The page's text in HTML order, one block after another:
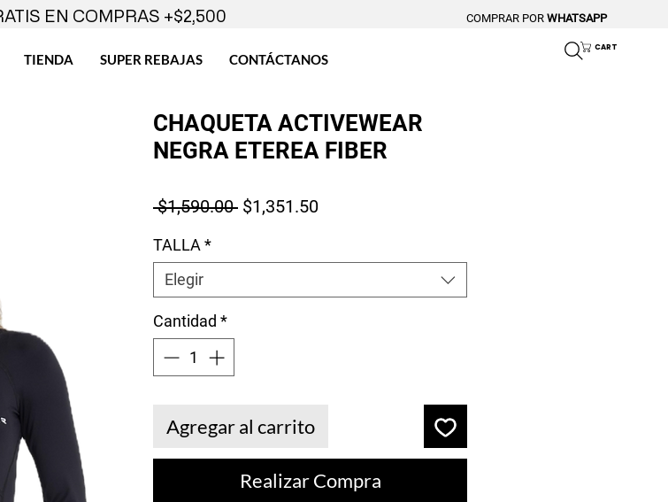
TIENDA SUPER REBAJAS CONTÁCTANOS
EN COMPRAS +$2,500
CART
COMPRAR POR WHATSAPP
CHAQUETA ACTIVEWEAR
NEGRA ETEREA FIBER
$1,590.00 Precio
$1,351.50Precio de oferta
TALLA *
Elegir
Cantidad *
Agregar al carrito
Realizar Compra